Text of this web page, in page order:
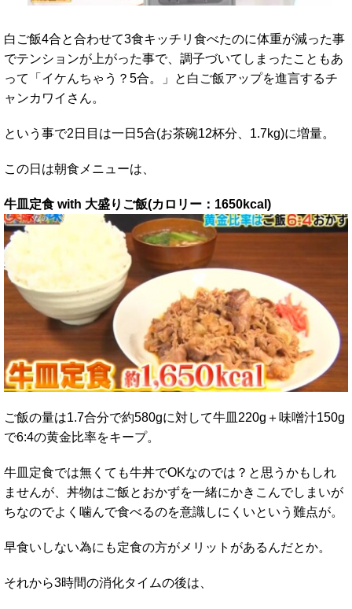
白ご飯4合と合わせて3食キッチリ食べたのに体重が減った事
でテンションが上がった事で、調子づいてしまったこともあ
って「イケんちゃう？5合。」と白ご飯アップを進言するチ
ャンカワイさん。
という事で2日目は一日5合(お茶碗12杯分、1.7kg)に増量。
この日は朝食メニューは、
牛皿定食 with 大盛りご飯(カロリー：1650kcal)
ご飯の量は1.7合分で約580gに対して牛皿220g＋味噌汁150g
で6:4の黄金比率をキープ。
牛皿定食では無くても牛丼でOKなのでは？と思うかもしれ
ませんが、丼物はご飯とおかずを一緒にかきこんでしまいが
ちなのでよく噛んで食べるのを意識しにくいという難点が。
早食いしない為にも定食の方がメリットがあるんだとか。
それから3時間の消化タイムの後は、